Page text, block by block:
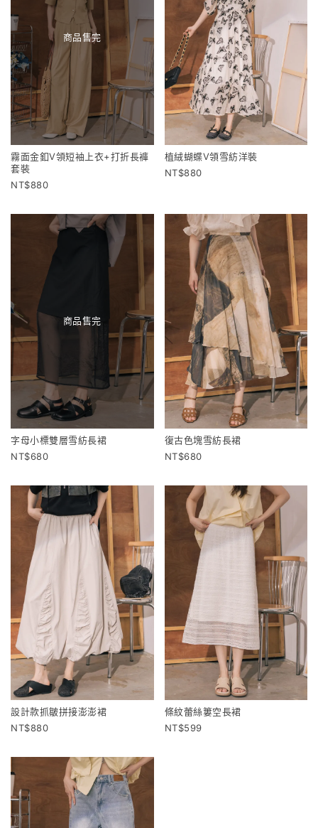
商品售完
霧面金釦V領短袖上衣+打折長褲
套裝
880
植絨蝴蝶V領雪紡洋裝
880
商品售完
字母小標雙層雪紡長裙
680
復古色塊雪紡長裙
680
設計款抓皺拼接澎澎裙
880
條紋蕾絲簍空長裙
599